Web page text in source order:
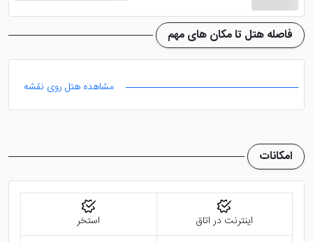
فاصله هتل تا مکان های مهم
مشاهده هتل روی نقشه
امکانات
اینترنت در اتاق استخر